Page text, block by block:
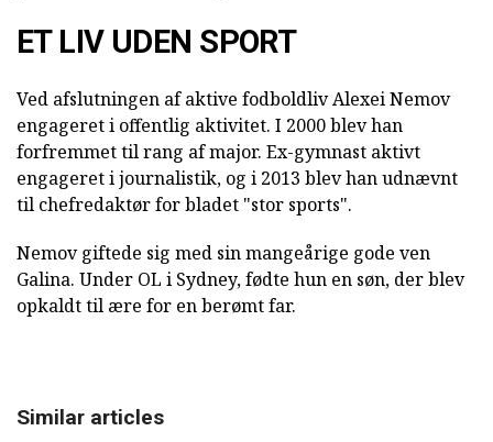
ET LIV UDEN SPORT
Ved afslutningen af aktive fodboldliv Alexei Nemov
engageret i offentlig aktivitet. I 2000 blev han
forfremmet til rang af major. Ex-gymnast aktivt
engageret i journalistik, og i 2013 blev han udnævnt
til chefredaktør for bladet "stor sports".
Nemov giftede sig med sin mangeårige gode ven
Galina. Under OL i Sydney, fødte hun en søn, der blev
opkaldt til ære for en berømt far.
Similar articles